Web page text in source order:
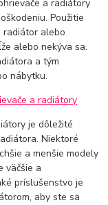
a radiátory
Použitie
radiátor alebo
alebo nekýva sa.
a tým
nábytku.
a radiátory
je dôležité
Niektoré
a menšie modely
väčšie a
príslušenstvo je
aby ste sa